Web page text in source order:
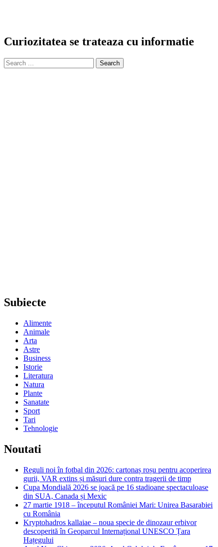
Curiozitatea se trateaza cu informatie
Search
for:
Subiecte
Alimente
Animale
Arta
Astre
Business
Istorie
Literatura
Natura
Plante
Sanatate
Sport
Tari
Tehnologie
Noutati
Reguli noi în fotbal din 2026: cartonaș roșu pentru acoperirea
gurii, VAR extins și măsuri dure contra tragerii de timp
Cupa Mondială 2026 se joacă pe 16 stadioane spectaculoase
din SUA, Canada și Mexic
27 martie 1918 – începutul României Mari: Unirea Basarabiei
cu România
Kryptohadros kallaiae – noua specie de dinozaur erbivor
descoperită în Geoparcul Internațional UNESCO Țara
Hațegului